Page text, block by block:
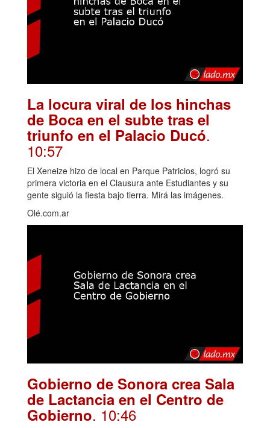
La locura viral de los hinchas
de Boca en el subte tras el
triunfo en el Palacio Ducó.
10:57
El Xeneize hizo de local en Parque Patricios, logró su
primera victoria en el Clausura ante Estudiantes y su
gente siguió la fiesta bajo tierra. Mirá las imágenes.
Olé.com.ar
Gobierno de Sonora crea Sala
de Lactancia en el Centro de
Gobierno. 10:46